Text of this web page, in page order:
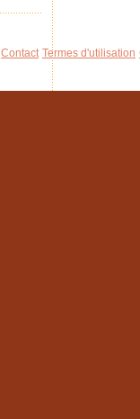
Contact Termes d'utilisation